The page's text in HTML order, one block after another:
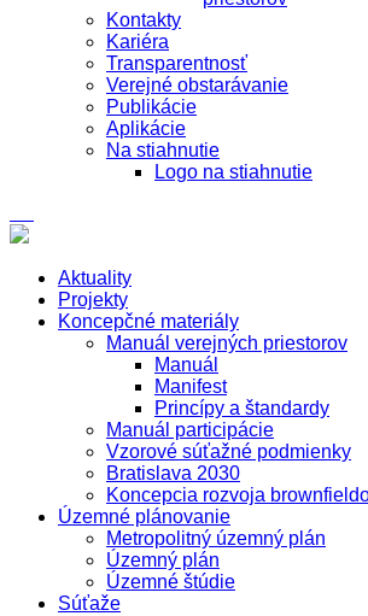
Kontakty
Kariéra
Transparentnosť
Verejné obstarávanie
Publikácie
Aplikácie
Na stiahnutie
Logo na stiahnutie
Aktuality
Projekty
Koncepčné materiály
Manuál verejných priestorov
Manuál
Manifest
Princípy a štandardy
Manuál participácie
Vzorové súťažné podmienky
Bratislava 2030
Koncepcia rozvoja
Územné plánovanie
Metropolitný územný plán
Územný plán
Územné štúdie
Súťaže